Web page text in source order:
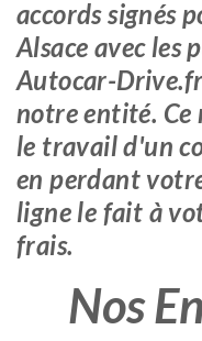
accords signés
Alsace avec les
Autocar-
notre entité. Ce
le travail d'un
en perdant
ligne le fait à
frais.
Nos